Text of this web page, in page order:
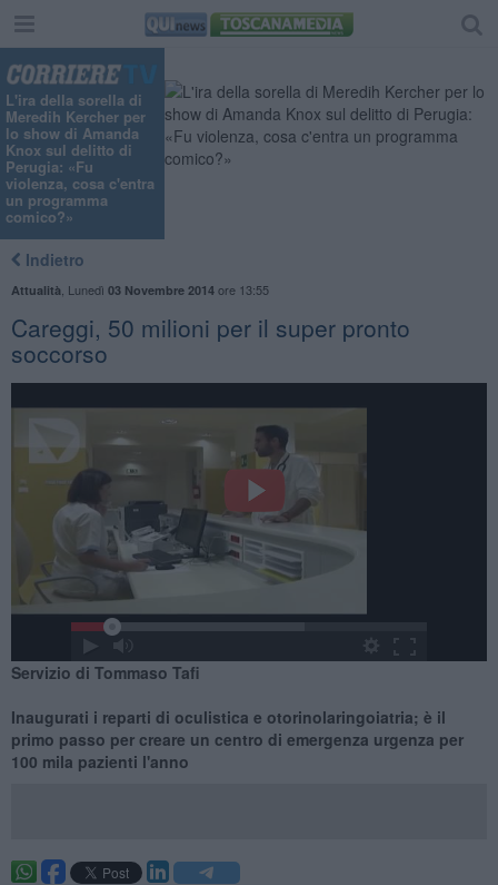
L'ira della sorella di
Meredih Kercher per
lo show di Amanda
Knox sul delitto di
Perugia: «Fu
violenza, cosa c'entra
un programma
comico?»
Indietro
Attualità Lunedì 03 Novembre 2014ore 13:55
Careggi, 50 milioni per il super pronto
soccorso
Servizio di Tommaso Tafi
Inaugurati i reparti di oculistica e otorinolaringoiatria; è il
primo passo per creare un centro di emergenza urgenza per
100 mila pazienti l'anno